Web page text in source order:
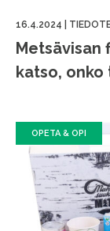
16.4.2024
Metsävisan
katso, onko
OPETA & OPI